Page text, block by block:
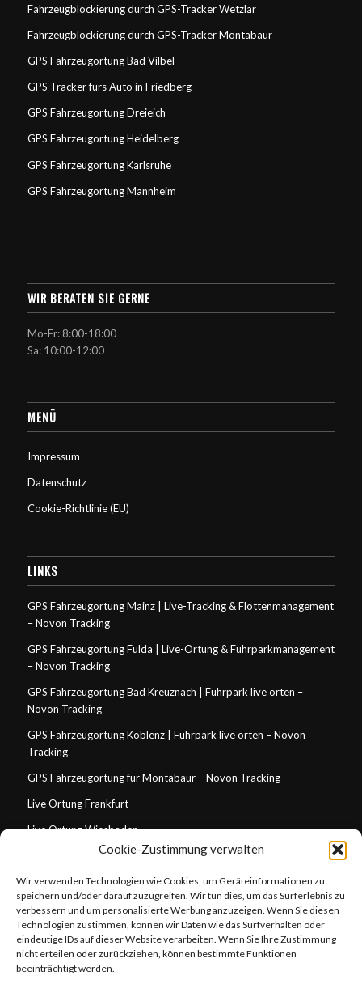
Cookie-Zustimmung verwalten
Wir verwenden Technologien wie Cookies, um Geräteinformationen zu
speichern und/oder darauf zuzugreifen. Wir tun dies, um das Surferlebnis zu
verbessern und um personalisierte Werbung anzuzeigen. Wenn Sie diesen
Technologien zustimmen, können wir Daten wie das Surfverhalten oder
eindeutige IDs auf dieser Website verarbeiten. Wenn Sie Ihre Zustimmung
nicht erteilen oder zurückziehen, können bestimmte Funktionen
beeinträchtigt werden.
Fahrzeugblockierung durch GPS-Tracker Wetzlar
Fahrzeugblockierung durch GPS-Tracker Montabaur
GPS Fahrzeugortung Bad Vilbel
GPS Tracker fürs Auto in Friedberg
GPS Fahrzeugortung Dreieich
GPS Fahrzeugortung Heidelberg
GPS Fahrzeugortung Karlsruhe
GPS Fahrzeugortung Mannheim
WIR BERATEN SIE GERNE
Mo-Fr: 8:00-18:00
Sa: 10:00-12:00
MENÜ
Impressum
Datenschutz
Cookie-Richtlinie (EU)
LINKS
GPS Fahrzeugortung Mainz | Live-Tracking & Flottenmanagement
– Novon Tracking
GPS Fahrzeugortung Fulda | Live-Ortung & Fuhrparkmanagement
– Novon Tracking
GPS Fahrzeugortung Bad Kreuznach | Fuhrpark live orten –
Novon Tracking
GPS Fahrzeugortung Koblenz | Fuhrpark live orten – Novon
Tracking
GPS Fahrzeugortung für Montabaur – Novon Tracking
Live Ortung Frankfurt
Live Ortung Wiesbaden
Live Ortung Mainz
Live Ortung Darmstadt
Live Ortung Koblenz
GPS Tracking für Handwerksbetriebe in Wiesbaden
GPS Tracking für Handwerksbetriebe in Frankfurt